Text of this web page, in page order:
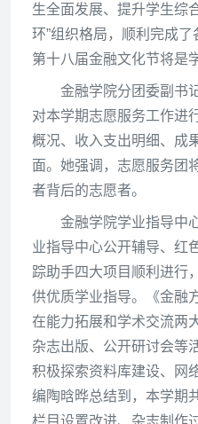
生全面发展、提升学生综
环”组织格局，顺利完成了
第十八届金融文化节将是
金融学院分团委副书
对本学期志愿服务工作进
概况、收入支出明细、成
面。她强调，志愿服务团
者背后的志愿者。
金融学院学业指导中
业指导中心公开辅导、红
踪助手四大项目顺利进行
供优质学业指导。《金融
在能力拓展和学术交流两
杂志出版、公开研讨会等
积极探索资料库建设、网
编陶晗晔总结到，本学期
栏目设置改进、杂志制作